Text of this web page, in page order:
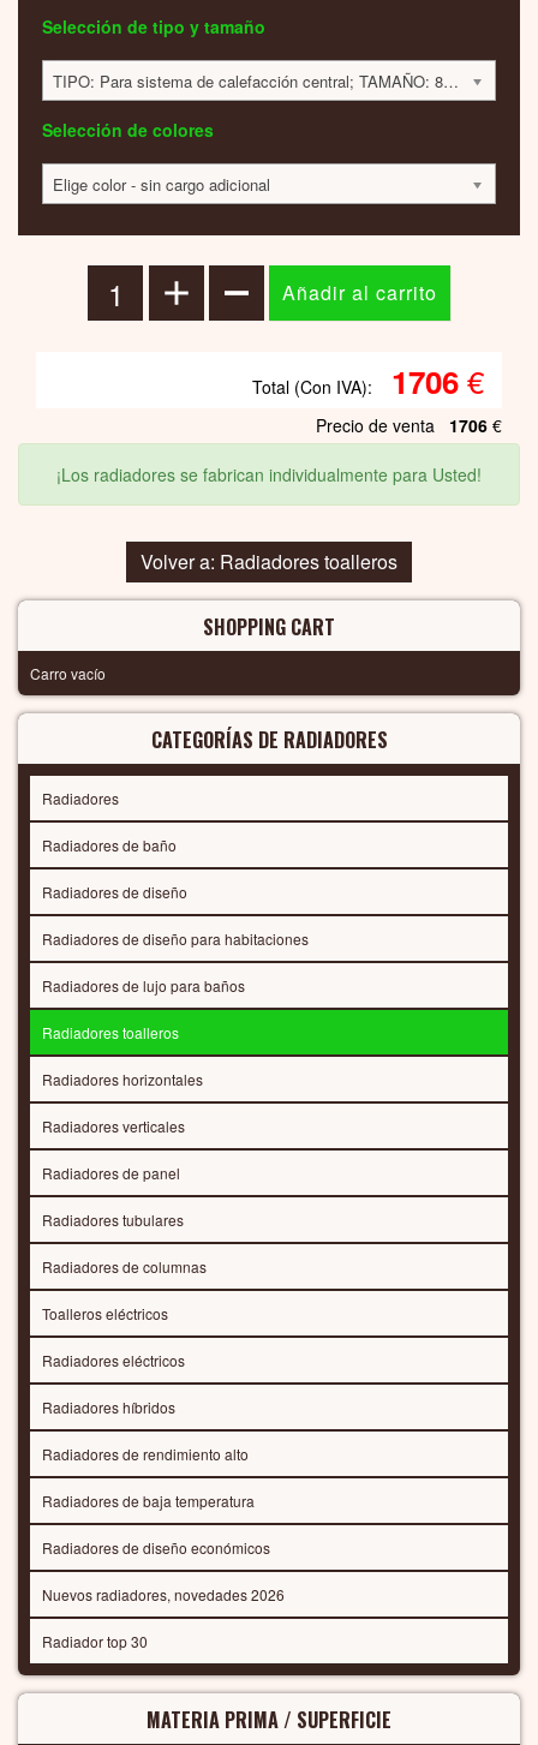
Selección de tipo y tamaño
TIPO: Para sistema de calefacción central; TAMAÑO: 889x512x408mm; 390 VATIOS; 1707 EUR
Selección de colores
Elige color - sin cargo adicional
Total (Con IVA): 1706€
Precio de venta 1706 €
¡Los radiadores se fabrican individualmente para Usted!
Volver a: Radiadores toalleros
SHOPPING CART
Carro vacío
CATEGORÍAS DE RADIADORES
Radiadores
Radiadores de baño
Radiadores de diseño
Radiadores de diseño para habitaciones
Radiadores de lujo para baños
Radiadores toalleros
Radiadores horizontales
Radiadores verticales
Radiadores de panel
Radiadores tubulares
Radiadores de columnas
Toalleros eléctricos
Radiadores eléctricos
Radiadores híbridos
Radiadores de rendimiento alto
Radiadores de baja temperatura
Radiadores de diseño económicos
Nuevos radiadores, novedades 2026
Radiador top 30
MATERIA PRIMA / SUPERFICIE